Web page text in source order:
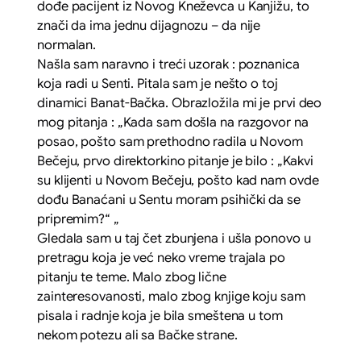
dođe pacijent iz Novog Kneževca u Kanjižu, to
znači da ima jednu dijagnozu – da nije
normalan.
Našla sam naravno i treći uzorak : poznanica
koja radi u Senti. Pitala sam je nešto o toj
dinamici Banat-Bačka. Obrazložila mi je prvi deo
mog pitanja : „Kada sam došla na razgovor na
posao, pošto sam prethodno radila u Novom
Bečeju, prvo direktorkino pitanje je bilo: „Kakvi
su klijenti u Novom Bečeju, pošto kad nam ovde
dođu Banaćani u Sentu moram psihički da se
pripremim?“ „
Gledala sam u taj čet zbunjena i ušla ponovo u
pretragu koja je već neko vreme trajala po
pitanju te teme. Malo zbog lične
zainteresovanosti, malo zbog knjige koju sam
pisala i radnje koja je bila smeštena u tom
nekom potezu ali sa Bačke strane.